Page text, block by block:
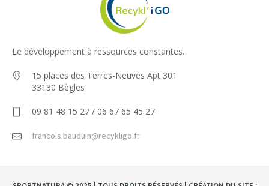
Le développement à ressources constantes.
15 places des Terres-Neuves Apt 301
33130 Bègles
09 81 48 15 27 / 06 67 65 45 27
francois.bauduin@recykligo.fr